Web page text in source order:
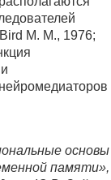
Bird М. М., 1976;
основы
памяти»,